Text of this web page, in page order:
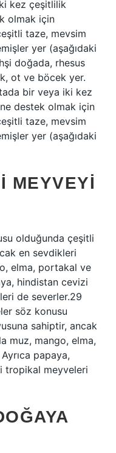
kez çeşitlilik
olmak için
taze, mevsim
yer (aşağıdaki
doğada, rhesus
ot ve böcek yer.
bir veya iki kez
destek olmak için
taze, mevsim
yer (aşağıdaki
MEYVEYI
olduğunda çeşitli
en sevdikleri
elma, portakal ve
hindistan cevizi
de severler.29
söz konusu
sahiptir, ancak
muz, mango, elma,
papaya,
tropikal meyveleri